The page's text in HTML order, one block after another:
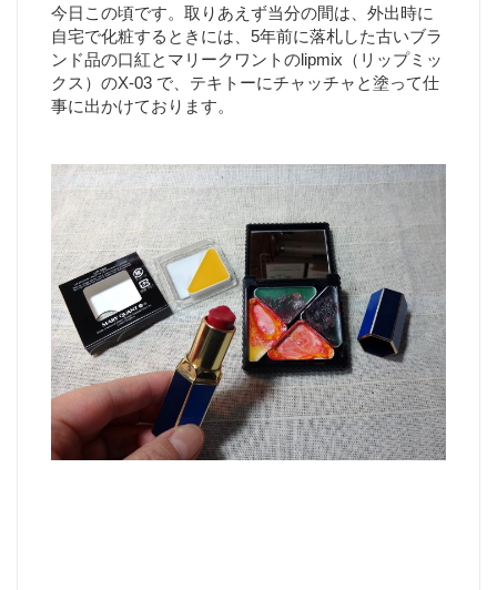
今日この頃です。取りあえず当分の間は、外出時に
自宅で化粧するときには、5年前に落札した古いブラ
ンド品の口紅とマリークワントのlipmix（リップミッ
クス）のX-03 で、テキトーにチャッチャと塗って仕
事に出かけております。